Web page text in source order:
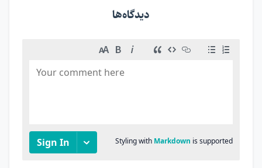
دیدگاه‌ها